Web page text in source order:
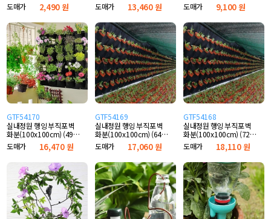
도매가
2,490 원
도매가
13,460 원
도매가
9,100 원
GTF54170
실내정원 행잉 부직포 벽
화분(100x100cm) (49포
켓)
도매가 16,470 원
GTF54169
실내정원 행잉 부직포 벽
화분(100x100cm) (64포
켓)
도매가 17,060 원
GTF54168
실내정원 행잉 부직포 벽
화분(100x100cm) (72포
켓)
도매가 18,110 원